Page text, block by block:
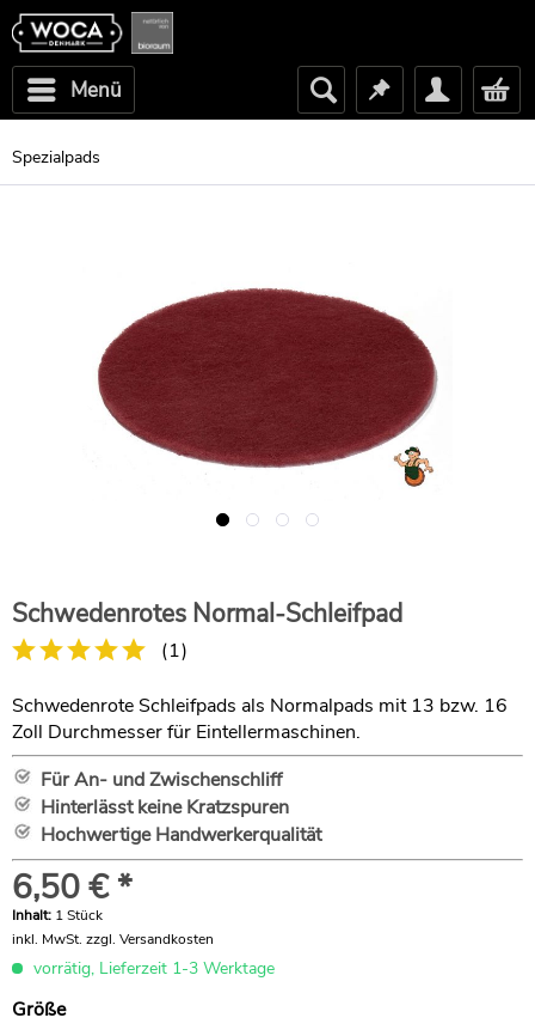
Menü
Spezialpads
Schwedenrotes Normal-Schleifpad
(1)
Schwedenrote Schleifpads als Normalpads mit 13 bzw. 16
Zoll Durchmesser für Eintellermaschinen.
Für An- und Zwischenschliff
Hinterlässt keine Kratzspuren
Hochwertige Handwerkerqualität
6,50 € *
Inhalt: 1 Stück
inkl. MwSt. zzgl. Versandkosten
vorrätig, Lieferzeit 1-3 Werktage
Größe